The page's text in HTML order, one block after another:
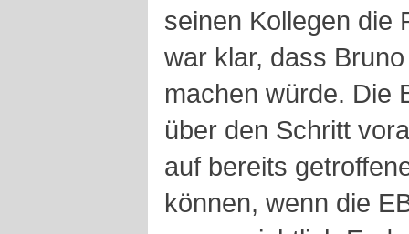
seinen Kollegen die
war klar, dass
machen würde. Die
über den Schritt
auf bereits
können, wenn die